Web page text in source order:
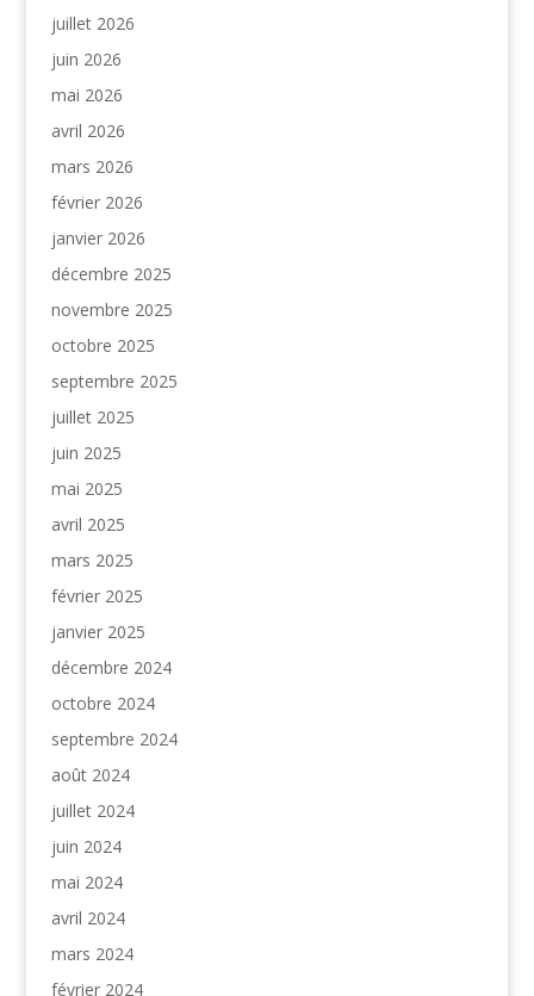
juillet 2026
juin 2026
mai 2026
avril 2026
mars 2026
février 2026
janvier 2026
décembre 2025
novembre 2025
octobre 2025
septembre 2025
juillet 2025
juin 2025
mai 2025
avril 2025
mars 2025
février 2025
janvier 2025
décembre 2024
octobre 2024
septembre 2024
août 2024
juillet 2024
juin 2024
mai 2024
avril 2024
mars 2024
février 2024